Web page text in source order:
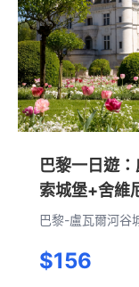
巴黎一日遊
索城堡+舍維
+可選英文官
巴黎-盧瓦爾河谷
$156